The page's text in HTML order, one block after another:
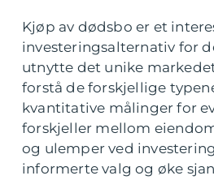
Kjøp av dødsbo er et
investeringsalternativ for
utnytte det unike
forstå de forskjellige
kvantitative målinger for
forskjeller mellom
og ulemper ved
informerte valg og øke